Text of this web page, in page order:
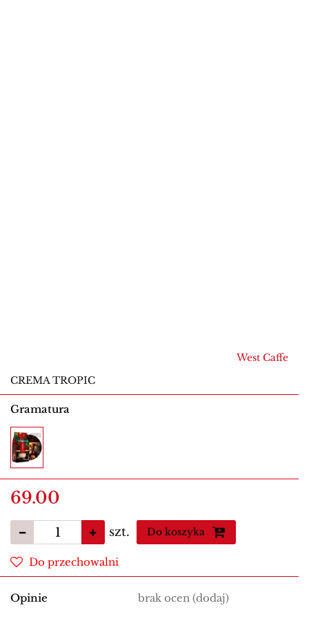
West Caffe
CREMA TROPIC
Gramatura
69.00
szt. Do koszyka
Do przechowalni
Opinie brak ocen (dodaj)